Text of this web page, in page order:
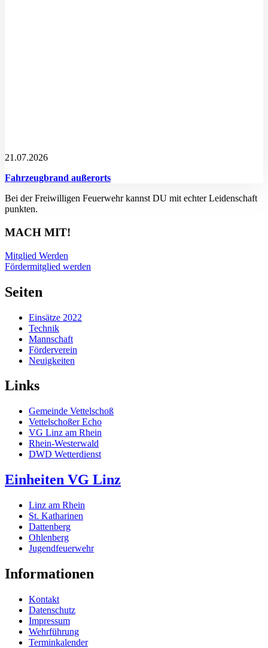
21.07.2026
Fahrzeugbrand außerorts
Bei der Freiwilligen Feuerwehr kannst DU mit echter Leidenschaft
punkten.
MACH MIT!
Mitglied Werden
Fördermitglied werden
Seiten
Einsätze 2022
Technik
Mannschaft
Förderverein
Neuigkeiten
Links
Gemeinde Vettelschoß
Vettelschoßer Echo
VG Linz am Rhein
Rhein-Westerwald
DWD Wetterdienst
Einheiten VG Linz
Linz am Rhein
St. Katharinen
Dattenberg
Ohlenberg
Jugendfeuerwehr
Informationen
Kontakt
Datenschutz
Impressum
Wehrführung
Terminkalender